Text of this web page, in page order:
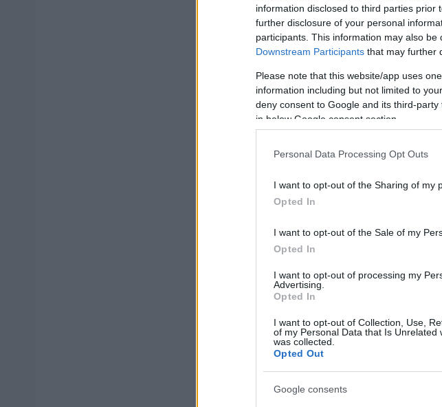
information disclosed to third parties
further disclosure of your personal
participants. This information may also
Downstream Participants that may further
Please note that this website/app uses
information including but not limited to
deny consent to Google and its third-
in below Google consent section.
Personal Data Processing Opt Outs
I want to opt-out of the Sharing of my
Opted In
I want to opt-out of the Sale of my
Opted In
I want to opt-out of processing my
Advertising.
Opted In
I want to opt-out of Collection, Use,
of my Personal Data that Is Unrelated
was collected.
Opted Out
Google consents
Παράλληλα, σε εξέλιξη βρίσκεται